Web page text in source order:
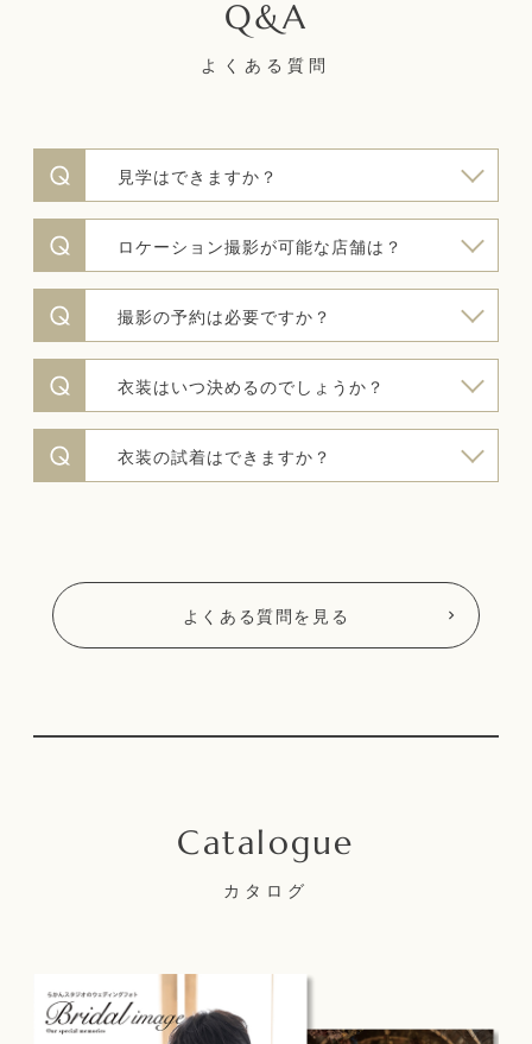
よくある質問
見学はできますか？
ロケーション撮影が可能な店舗は？
撮影の予約は必要ですか？
衣装はいつ決めるのでしょうか？
衣装の試着はできますか？
よくある質問を見る
カタログ